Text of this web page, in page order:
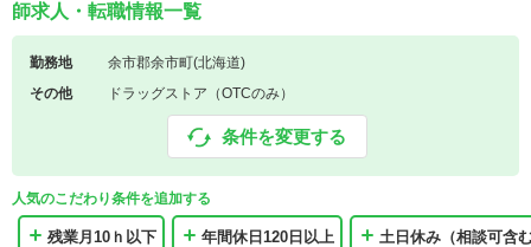
師求人・転職情報一覧
勤務地
余市郡余市町(北海道)
その他
ドラッグストア（OTCのみ）
条件を変更する
人気のこだわり条件を追加する
残業月10ｈ以下 年間休日120日以上 土日休み（相談可含